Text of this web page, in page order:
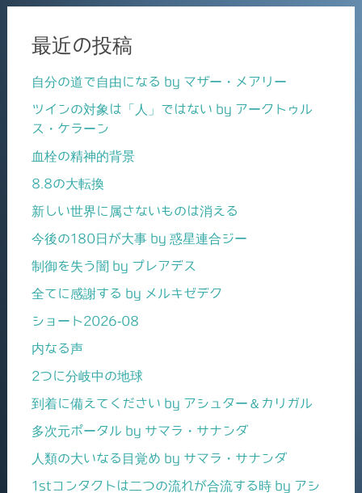
最近の投稿
自分の道で自由になる by マザー・メアリー
ツインの対象は「人」ではない by アークトゥル
ス・ケラーン
血栓の精神的背景
8.8の大転換
新しい世界に属さないものは消える
今後の180日が大事 by 惑星連合ジー
制御を失う闇 by プレアデス
全てに感謝する by メルキゼデク
ショート2026-08
内なる声
2つに分岐中の地球
到着に備えてください by アシュター＆カリガル
多次元ポータル by サマラ・サナンダ
人類の大いなる目覚め by サマラ・サナンダ
1stコンタクトは二つの流れが合流する時 by アシ